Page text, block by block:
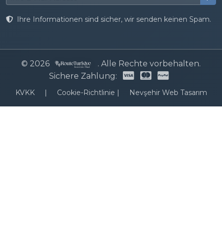
Ihre Informationen sind sicher, wir senden keinen Spam.
© 2026
. Alle Rechte vorbehalten.
Sichere Zahlung:
KVKK | Cookie-Richtlinie | Nevşehir Web Tasarım